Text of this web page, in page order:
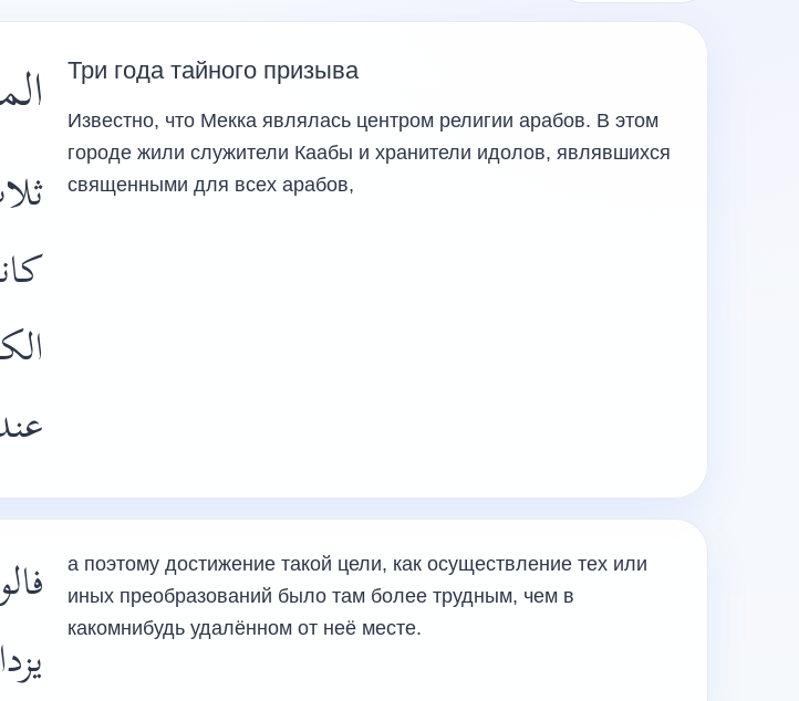
Три года тайного призыва
Известно, что Мекка являлась центром религии арабов. В этом
городе жили служители Каабы и хранители идолов, являвшихся
священными для всех арабов,
а поэтому достижение такой цели, как осуществление тех или
иных преобразований было там более трудным, чем в
какомнибудь удалённом от неё месте.